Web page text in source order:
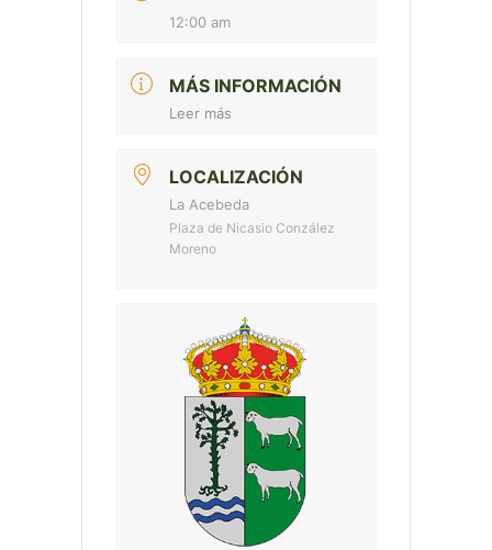
12:00 am
MÁS INFORMACIÓN
Leer más
LOCALIZACIÓN
La Acebeda
Plaza de Nicasio Conzález
Moreno